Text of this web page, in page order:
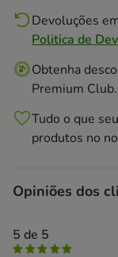
Devoluções
Politica de
Obtenha
Premium Club.
Tudo o que
produtos no
Opiniões dos
5 de 5
100% das